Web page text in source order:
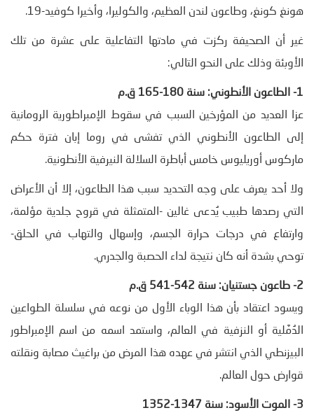
هونغ كونغ، وطاعون لندن العظيم، والكوليرا، وأخيرا كوفيد-19.
غير أن الصحيفة ركزت في مادتها التفاعلية على عشرة من تلك
الأوبئة وذلك على النحو التالي:
1- الطاعون الأنطوني: سنة 180-165 ق.م
عزا العديد من المؤرخين السبب في سقوط الإمبراطورية الرومانية
إلى الطاعون الأنطوني الذي تفشى في روما إبان فترة حكم
ماركوس أوريليوس خامس أباطرة السلالة النيرفية الأنطونية.
ولا أحد يعرف على وجه التحديد سبب هذا الطاعون، إلا أن الأعراض
التي رصدها طبيب يُدعى غالين -المتمثلة في قروح جلدية مؤلمة،
وارتفاع في درجات حرارة الجسم، وإسهال والتهاب في الحلق-
توحي بشدة أنه كان نتيجة لداء الحصبة والجدري.
2- طاعون جستنيان: سنة 542-541 ق.م
ويسود اعتقاد بأن هذا الوباء الأول من نوعه في سلسلة الطواعين
الدُمَّلية أو النزفية في العالم، واستمد اسمه من اسم الإمبراطور
البيزنطي الذي انتشر في عهده هذا المرض من براغيث مصابة ونقلته
قوارض حول العالم.
3- الموت الأسود: سنة 1347-1352